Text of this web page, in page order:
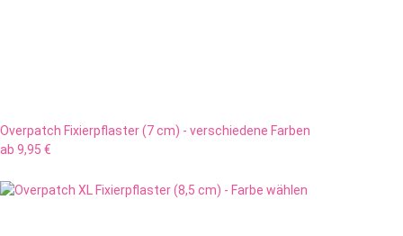
Overpatch Fixierpflaster (7 cm) - verschiedene Farben
ab 9,95 €